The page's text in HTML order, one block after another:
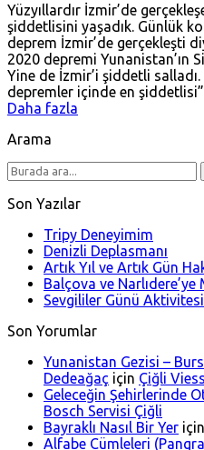
Yüzyıllardır İzmir’de
şiddetlisini yaşadık. Günlük
deprem İzmir’de gerçekleşti
2020 depremi Yunanistan’ın
Yine de İzmir’i şiddetli salladı.
depremler içinde en
Daha fazla
Arama
Son Yazılar
Tripy Deneyimim
Denizli Deplasmanı
Artık Yıl ve Artık Gün
Balçova ve
Sevgililer Günü Aktivitesi
Son Yorumlar
Yunanistan Gezisi –
Dedeağaç için Çiğli
Geleceğin Şehirlerinde
Bosch Servisi Çiğli
Bayraklı Nasıl Bir Yer için
Alfabe Cümleleri